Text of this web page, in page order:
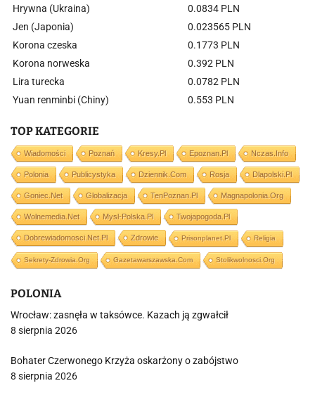
Hrywna (Ukraina)
0.0834 PLN
Jen (Japonia)
0.023565 PLN
Korona czeska
0.1773 PLN
Korona norweska
0.392 PLN
Lira turecka
0.0782 PLN
Yuan renminbi (Chiny)
0.553 PLN
TOP KATEGORIE
Wiadomości Poznań Kresy.pl Epoznan.pl Nczas.info
Polonia Publicystyka Dziennik.com Rosja Dlapolski.pl
Goniec.net Globalizacja TenPoznan.pl Magnapolonia.org
Wolnemedia.net Mysl-Polska.pl Twojapogoda.pl
Dobrewiadomosci.net.pl Zdrowie Prisonplanet.pl Religia
Sekrety-Zdrowia.org Gazetawarszawska.com Stolikwolnosci.org
POLONIA
Wrocław: zasnęła w taksówce. Kazach ją zgwałcił
8 sierpnia 2026
Bohater Czerwonego Krzyża oskarżony o zabójstwo
8 sierpnia 2026